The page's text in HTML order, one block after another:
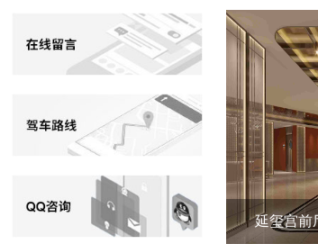
山华亿水疗会所设计 延玺宫前